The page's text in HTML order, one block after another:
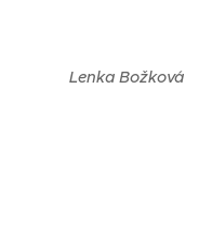
Lenka Božková